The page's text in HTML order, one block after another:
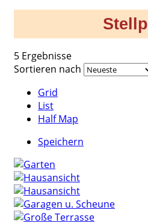
5 Ergebnisse
Sortieren nach
Grid
List
Half Map
Speichern